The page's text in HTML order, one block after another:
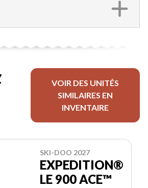
VOIR DES UNITÉS
SIMILAIRES EN
INVENTAIRE
SKI-DOO 2027
EXPEDITION®
LE 900 ACE™